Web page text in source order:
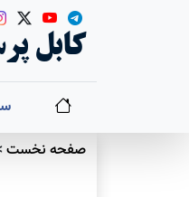
کابل
صفحه نخست